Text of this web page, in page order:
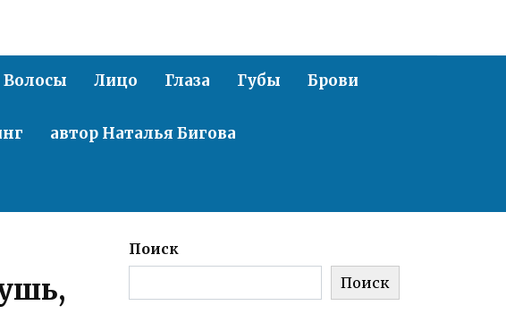
Волосы Лицо Глаза Губы Брови
автор Наталья Бигова
Поиск
Поиск